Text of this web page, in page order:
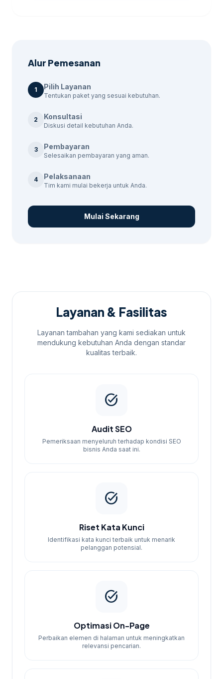
Alur Pemesanan
1 Pilih Layanan
Tentukan paket yang sesuai kebutuhan.
2 Konsultasi
Diskusi detail kebutuhan Anda.
3 Pembayaran
Selesaikan pembayaran yang aman.
4 Pelaksanaan
Tim kami mulai bekerja untuk Anda.
Mulai Sekarang
Layanan & Fasilitas
Layanan tambahan yang kami sediakan untuk
mendukung kebutuhan Anda dengan standar
kualitas terbaik.
task_alt
Audit SEO
Pemeriksaan menyeluruh terhadap kondisi SEO
bisnis Anda saat ini.
task_alt
Riset Kata Kunci
Identifikasi kata kunci terbaik untuk menarik
pelanggan potensial.
task_alt
Optimasi On-Page
Perbaikan elemen di halaman untuk meningkatkan
relevansi pencarian.